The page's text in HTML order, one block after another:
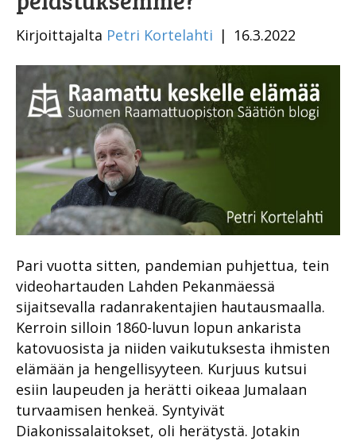
Kirjoittajalta Petri Kortelahti | 16.3.2022
Pari vuotta sitten, pandemian puhjettua, tein
videohartauden Lahden Pekanmäessä
sijaitsevalla radanrakentajien hautausmaalla.
Kerroin silloin 1860-luvun lopun ankarista
katovuosista ja niiden vaikutuksesta ihmisten
elämään ja hengellisyyteen. Kurjuus kutsui
esiin laupeuden ja herätti oikeaa Jumalaan
turvaamisen henkeä. Syntyivät
Diakonissalaitokset, oli herätystä. Jotakin